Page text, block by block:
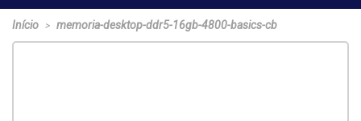
Início > memoria-desktop-ddr5-16gb-4800-basics-cb